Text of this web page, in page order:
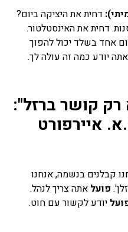
דחית את היציקה ביום?
דחית את האינסטלטור.
אחד בשלד יכול להפוך
יודע כמה זה עולה לך.
רק קושר ברזל":
איירפורט
קבלנים בנשמה, אנחנו
פועל אתה צריך לנהל.
יודע לקשור עם חוט.